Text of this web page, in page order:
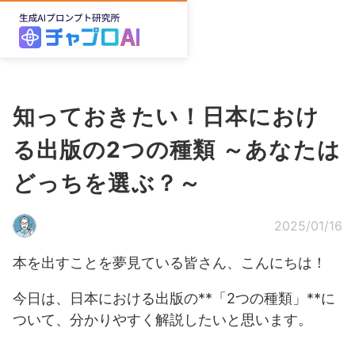
知っておきたい！日本におけ
る出版の2つの種類 ～あなたは
どっちを選ぶ？～
2025/01/16
本を出すことを夢見ている皆さん、こんにちは！
今日は、日本における出版の**「2つの種類」**に
ついて、分かりやすく解説したいと思います。